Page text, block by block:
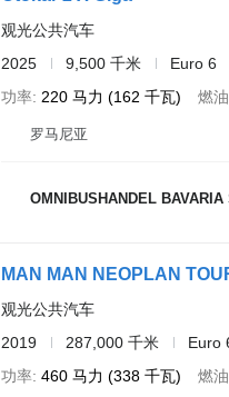
观光公共汽车
2025
9,500 千米
Euro 6
功率 220 马力 (162 千瓦) 燃油
罗马尼亚
OMNIBUSHANDEL BAVARIA
MAN MAN NEOPLAN
观光公共汽车
2019
287,000 千米
Euro
功率 460 马力 (338 千瓦) 燃油